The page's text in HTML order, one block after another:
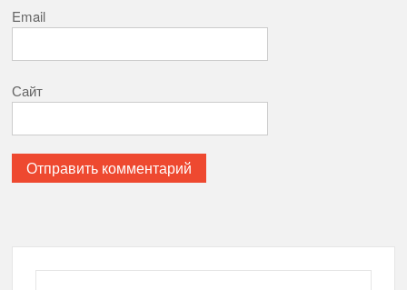
Email
Сайт